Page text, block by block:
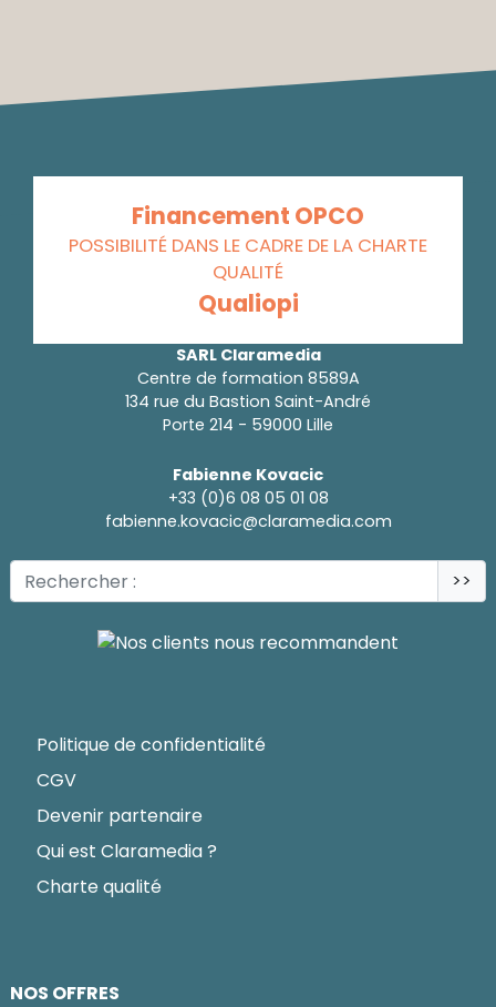
Financement OPCO
POSSIBILITÉ DANS LE CADRE DE LA CHARTE
QUALITÉ
Qualiopi
SARL Claramedia
Centre de formation 8589A
134 rue du Bastion Saint-André
Porte 214 - 59000 Lille
Fabienne Kovacic
+33 (0)6 08 05 01 08
fabienne.kovacic@claramedia.com
>>
Politique de confidentialité
CGV
Devenir partenaire
Qui est Claramedia ?
Charte qualité
NOS OFFRES